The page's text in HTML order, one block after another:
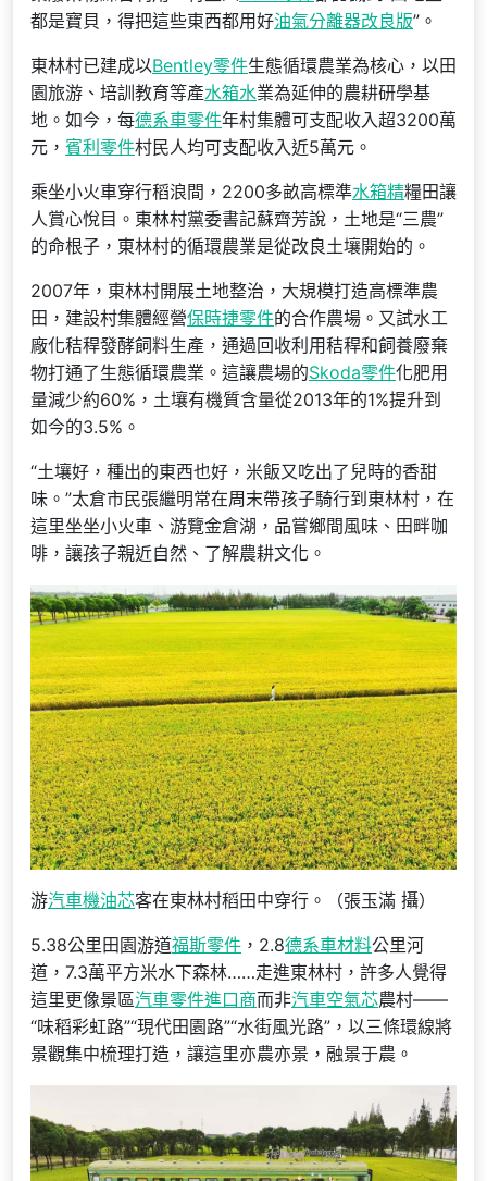
都是寶貝，得把這些東西都用好油氣分離器改良版”。
東林村已建成以Bentley零件生態循環農業為核心，以田
園旅游、培訓教育等產水箱水業為延伸的農耕研學基
地。如今，每德系車零件年村集體可支配收入超3200萬
元， 賓利零件村民人均可支配收入近5萬元。
乘坐小火車穿行稻浪間，2200多畝高標準水箱精糧田讓
人賞心悅目。東林村黨委書記蘇齊芳說，土地是“三農”
的命根子，東林村的循環農業是從改良土壤開始的。
2007年，東林村開展土地整治，大規模打造高標準農
田，建設村集體經營保時捷零件的合作農場。又試水工
廠化秸稈發酵飼料生產，通過回收利用秸稈和飼養廢棄
物打通了生態循環農業。這讓農場的Skoda零件化肥用
量減少約60%，土壤有機質含量從2013年的1%提升到
如今的3.5%。
“土壤好，種出的東西也好，米飯又吃出了兒時的香甜
味。”太倉市民張繼明常在周末帶孩子騎行到東林村，在
這里坐坐小火車、游覽金倉湖，品嘗鄉間風味、田畔咖
啡，讓孩子親近自然、了解農耕文化。
游汽車機油芯客在東林村稻田中穿行。（張玉滿 攝）
5.38公里田園游道福斯零件 ，2.8德系車材料公里河
道，7.3萬平方米水下森林……走進東林村，許多人覺得
這里更像景區汽車零件進口商而非汽車空氣芯農村——
“味稻彩虹路”“現代田園路”“水街風光路”，以三條環線將
景觀集中梳理打造，讓這里亦農亦景，融景于農。